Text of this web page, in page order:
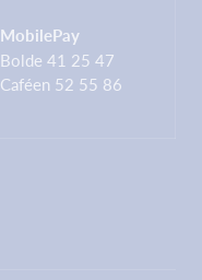
MobilePay
Bolde 41 25 47
Caféen 52 55 86